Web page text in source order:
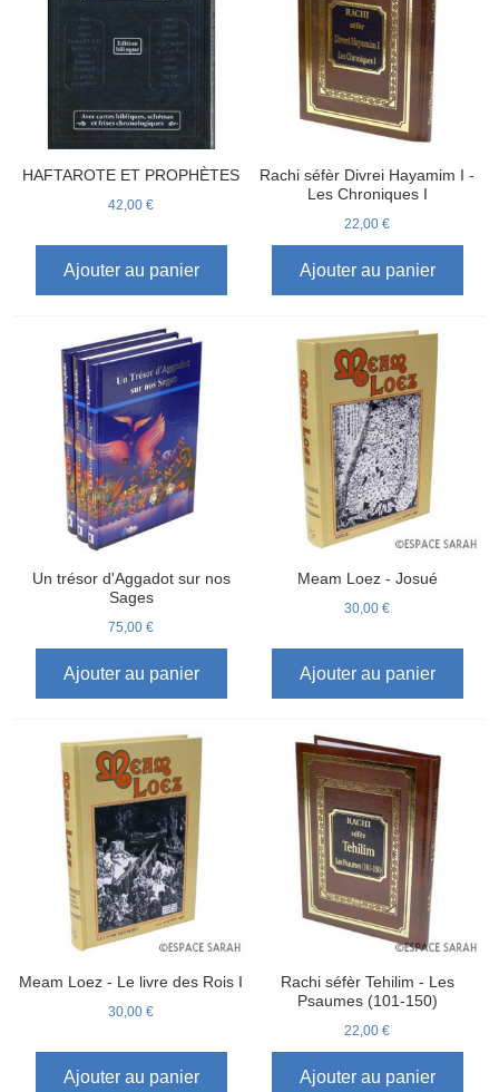
HAFTAROTE ET PROPHÈTES
42,00 €
Ajouter au panier
Rachi séfèr Divrei Hayamim I -
Les Chroniques I
22,00 €
Ajouter au panier
Un trésor d'Aggadot sur nos
Sages
75,00 €
Ajouter au panier
Meam Loez - Josué
30,00 €
Ajouter au panier
Meam Loez - Le livre des Rois I
30,00 €
Ajouter au panier
Rachi séfèr Tehilim - Les
Psaumes (101-150)
22,00 €
Ajouter au panier